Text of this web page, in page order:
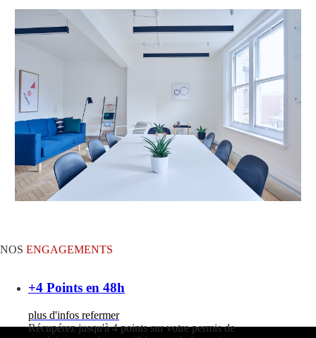
NOS ENGAGEMENTS
+4 Points en 48h
plus d'infos refermer
Récupérez jusqu'à 4 points sur votre permis de